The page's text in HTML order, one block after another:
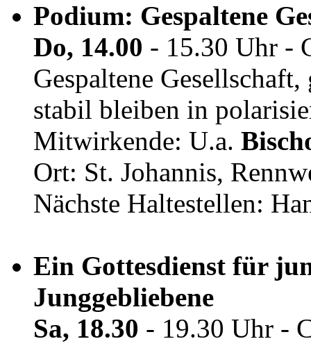
Podium: Gespaltene
Do, 14.00 - 15.30 Uhr -
Gespaltene
stabil bleiben in
Mitwirkende: U.a.
Ort: St. Johannis,
Nächste Haltestellen:
Ein Gottesdienst für
Junggebliebene
Sa, 18.30 - 19.30 Uhr -